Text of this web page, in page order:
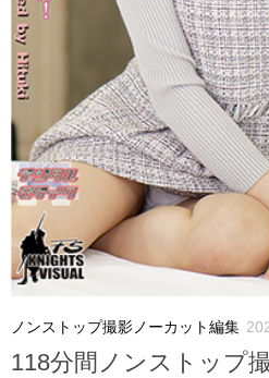
ノンストップ撮影ノーカット編集
118分間ノンストップ